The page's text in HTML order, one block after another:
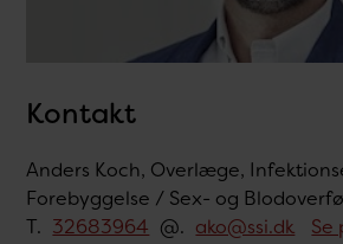
Kontakt
Anders Koch, Overlæge,
Forebyggelse / Sex- og
T. 32683964 @. ako@ssi.dk Se